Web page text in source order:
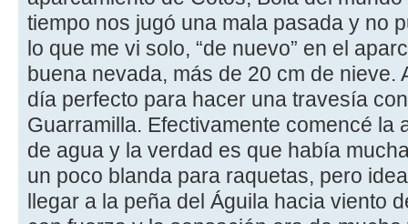
tiempo nos jugó una mala pasada y no
lo que me vi solo, “de nuevo” en el
buena nevada, más de 20 cm de nieve.
día perfecto para hacer una travesía
Guarramilla. Efectivamente comencé la
de agua y la verdad es que había
un poco blanda para raquetas, pero
llegar a la peña del Águila hacia viento